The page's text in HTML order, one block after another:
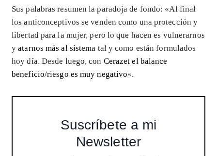
Sus palabras resumen la paradoja de fondo: «Al final
los anticonceptivos se venden como una protección y
libertad para la mujer, pero lo que hacen es vulnerarnos
yatarnos más al sistema tal y como están formulados
hoy día. Desde luego, con Cerazet el balance
beneficio/riesgo es muy negativo«.
Suscríbete a mi
Newsletter